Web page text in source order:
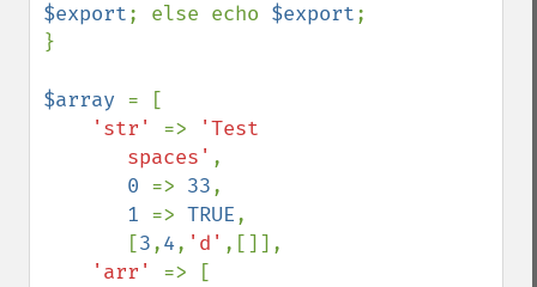
$export; else echo $export;
}
$array = [
'str' =>
'Test
       spaces'
,
0 => 33,
1 => TRUE,
       [
3,4, 'd' ,[]],
'arr' => [